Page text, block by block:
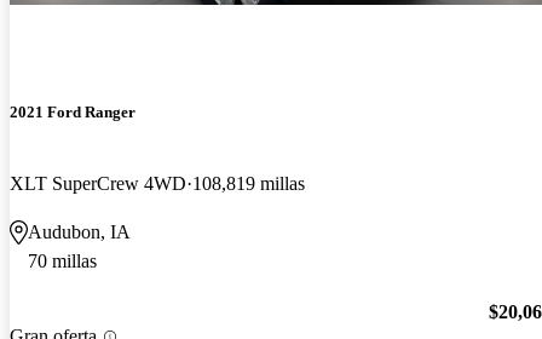
2021 Ford Ranger
XLT SuperCrew 4WD 108,819 millas
Audubon, IA
70 millas